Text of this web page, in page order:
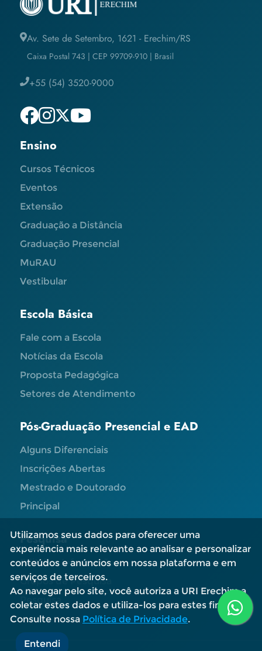
Av. Sete de Setembro, 1621 - Erechim/RS
Caixa Postal 743 | CEP 99709-910 | Brasil
+55 (54) 3520-9000
Ensino
Cursos Técnicos
Eventos
Extensão
Graduação a Distância
Graduação Presencial
MuRAU
Vestibular
Escola Básica
Fale com a Escola
Notícias da Escola
Proposta Pedagógica
Setores de Atendimento
Pós-Graduação Presencial e EAD
Alguns Diferenciais
Inscrições Abertas
Mestrado e Doutorado
Principal
Pesquisa
Editais e Informações
Grupos de Pesquisa
Pesquisa
Utilizamos seus dados para oferecer uma
experiência mais relevante ao analisar e personalizar
conteúdos e anúncios em nossa plataforma e em
serviços de terceiros.
Ao navegar pelo site, você autoriza a URI Erechim a
coletar estes dados e utiliza-los para estes fins.
Consulte nossa Política de Privacidade.
Entendi